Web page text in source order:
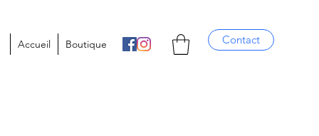
Accueil Boutique Contact